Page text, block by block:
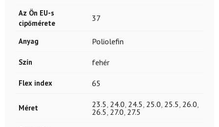
Az Ön EU-s
cipőmérete
37
Anyag Poliolefin
Szín fehér
Flex index 65
Méret 23.5 24.0 24.5 25.0 25.5 26.0
26.5 27.0 27.5